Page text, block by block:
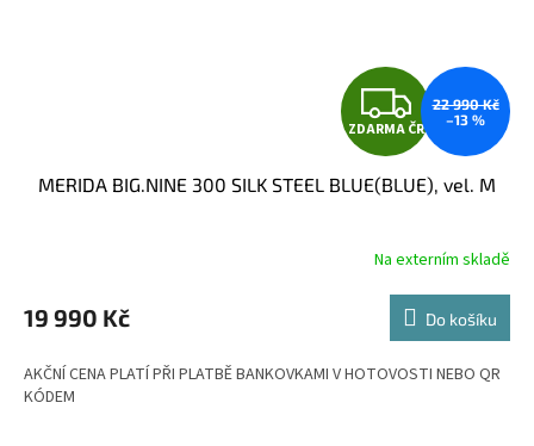
Z
D
A
R
M
A
ZDARMA ČR
22 990 Kč
–13 %
MERIDA BIG.NINE 300 SILK STEEL BLUE(BLUE), vel. M
Na externím skladě
19 990 Kč Do košíku
AKČNÍ CENA PLATÍ PŘI PLATBĚ BANKOVKAMI V HOTOVOSTI NEBO QR
KÓDEM